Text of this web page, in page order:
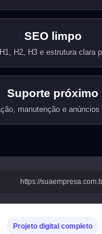
SEO limpo
H2, H3 e estrutura clara
Suporte próximo
manutenção e anúncios
https://
Projeto digital completo